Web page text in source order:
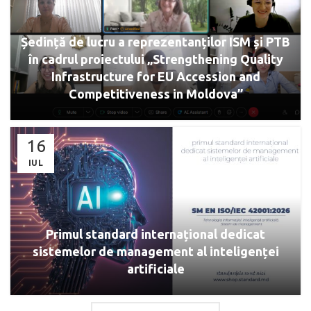
Ședință de lucru a reprezentanților ISM și PTB
în cadrul proiectului „Strengthening Quality
Infrastructure for EU Accession and
Competitiveness in Moldova”
16
IUL
Primul standard internațional dedicat
sistemelor de management al inteligenței
artificiale